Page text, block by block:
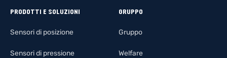
PRODOTTI E SOLUZIONI
Sensori di posizione
Sensori di pressione
GRUPPO
Gruppo
Welfare